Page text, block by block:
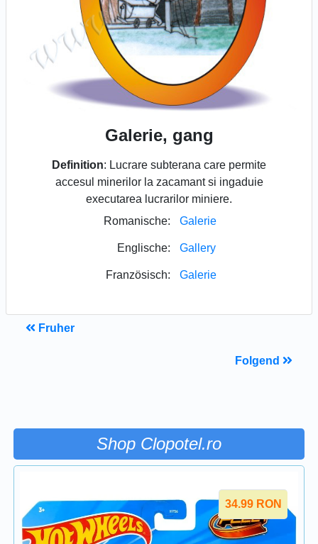
Galerie, gang
Definition: Lucrare subterana care permite
accesul minerilor la zacamant si ingaduie
executarea lucrarilor miniere.
Romanische:
Galerie
Englische: Gallery
Französisch: Galerie
Fruher
Folgend
Shop Clopotel.ro
34.99 RON